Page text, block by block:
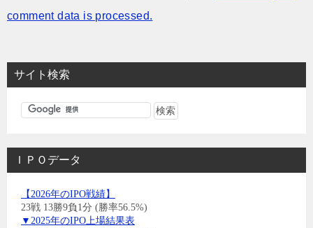
comment data is processed.
サイト検索
ＩＰＯデータ
【2026年のIPO戦績】
23戦 13勝9負1分 (勝率56.5%)
▼2025年のIPO上場結果表